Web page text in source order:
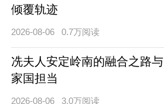
倾覆轨迹
2026-08-06 0.7万阅读
冼夫人安定岭南的融合之路与
家国担当
2026-08-06 3.0万阅读